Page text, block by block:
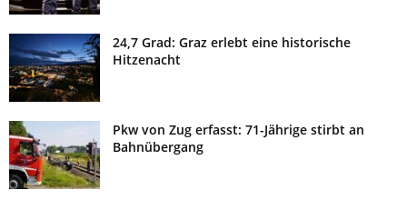
24,7 Grad: Graz erlebt eine historische
Hitzenacht
Pkw von Zug erfasst: 71-Jährige stirbt an
Bahnübergang